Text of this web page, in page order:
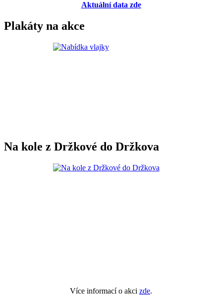
Aktuální data zde
Plakáty na akce
Na kole z Držkové do Držkova
Více informací o akci zde.